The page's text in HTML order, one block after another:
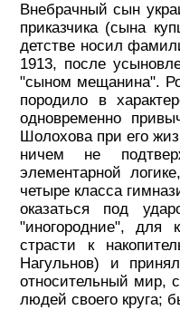
Внебрачный сын
приказчика (сына
детстве носил
1913, после
"сыном мещанина".
породило в
одновременно
Шолохова при его
ничем не
элементарной
четыре класса
оказаться под
"иногородние",
страсти к
Нагульнов) и
относительный мир,
людей своего круга;